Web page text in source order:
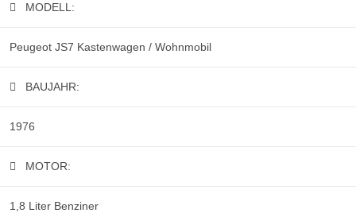
MODELL:
Peugeot JS7 Kastenwagen / Wohnmobil
BAUJAHR:
1976
MOTOR:
1,8 Liter Benziner